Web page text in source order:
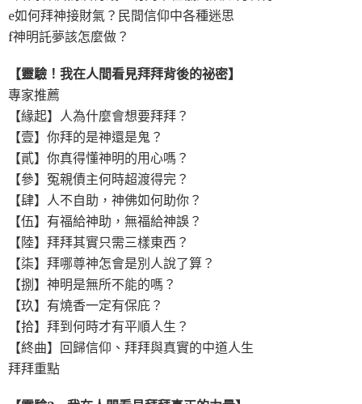
e如何拜神接財氣？民間信仰中各種迷思
f神明託夢該怎麼做？
【靈驗！我在人間看見拜拜背後的祕密】
專家推薦
【緣起】人為什麼會想要拜拜？
【壹】你拜的是神還是鬼？
【貳】你真得懂神明的用心嗎？
【參】冤親債主何時超渡得完？
【肆】人不自助，神佛如何助你？
【伍】有福給神助，無福給神誤？
【陸】拜拜其實只需三樣東西？
【柒】拜哪尊神怎會是別人說了算？
【捌】神明是無所不能的嗎？
【玖】有燒香一定有保庇？
【拾】拜到何時才有平順人生？
【終曲】回歸信仰、拜拜與真實的中道人生
拜拜重點